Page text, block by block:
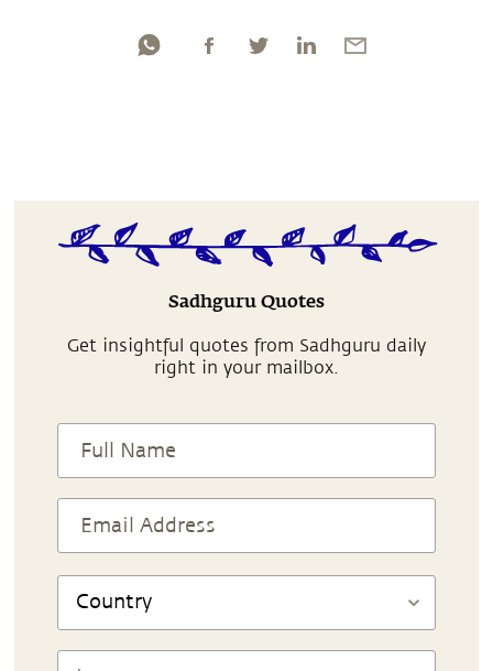
Sadhguru Quotes
Get insightful quotes from Sadhguru daily
right in your mailbox.